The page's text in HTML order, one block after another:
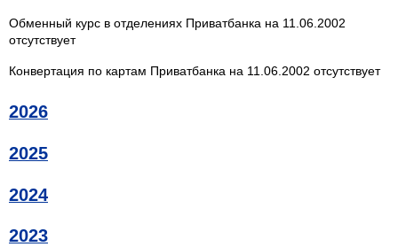
Обменный курс в отделениях Приватбанка на 11.06.2002
отсутствует
Конвертация по картам Приватбанка на 11.06.2002 отсутствует
2026
2025
2024
2023